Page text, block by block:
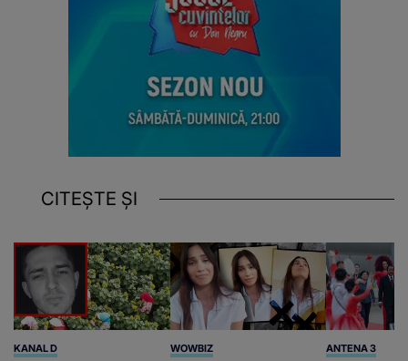
CITEȘTE ȘI
KANAL D WOWBIZ ANTENA 3